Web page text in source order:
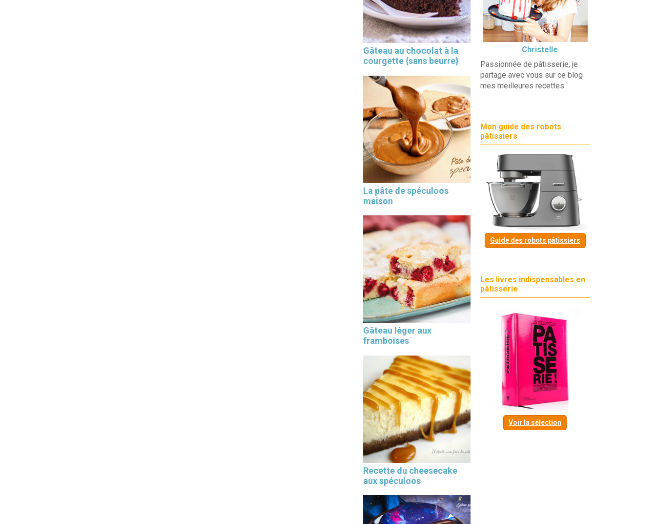
Gâteau au chocolat à la
courgette {sans beurre}
La pâte de spéculoos
maison
Gâteau léger aux
framboises
Recette du cheesecake
aux spéculoos
Christelle
Passionnée de pâtisserie, je
partage avec vous sur ce blog
mes meilleures recettes
Mon guide des robots
pâtissiers
Guide des robots pâtissiers
Les livres indispensables en
pâtisserie
Voir la sélection
×
Les 30 outils indispensables
EN PÂTISSERIE